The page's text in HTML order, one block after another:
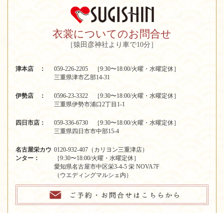
衣裳についてのお問合せ
［猿田彦神社より車で10分］
津本店 ：
059-226-2205 ［9:30〜18:00/火曜・水曜定休］
三重県津市乙部14-31
伊勢店 ：
0596-23-3322 ［9:30〜18:00/火曜・水曜定休］
三重県伊勢市浦口2丁目1-1
四日市店：
059-336-6730 ［9:30〜18:00/火曜・水曜定休］
三重県四日市市中部15-4
名古屋栄カウ
ンター：
0120-932-407（カリヨン三重津店）
［9:30〜18:00/火曜・水曜定休］
愛知県名古屋市中区栄3-4-5 栄 NOVA7F
（ウエディングマルシェ内）